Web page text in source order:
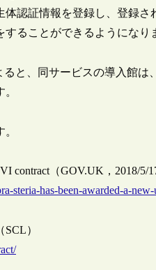
認証情報を登録し、登録
ることができるようになり
と、同サービスの導入館
contract（GOV.UK，2018/5/
steria-has-been-awarded-a-
SCL）